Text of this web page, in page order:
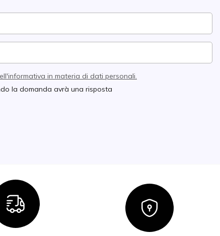
in materia di dati personali.
la domanda avrà una risposta
Icon Icon